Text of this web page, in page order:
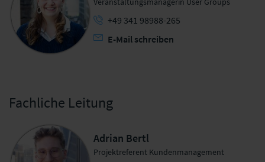
+49 341 98988-265
E-Mail schreiben
Fachliche Leitung
Adrian Bertl
Projektreferent Kundenmanagement